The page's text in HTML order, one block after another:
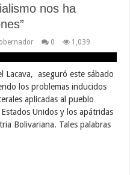
nos ha
0 1,039
Lacava, aseguró este sábado
los problemas inducidos
aplicadas al pueblo
Unidos y los apátridas
Bolivariana. Tales palabras